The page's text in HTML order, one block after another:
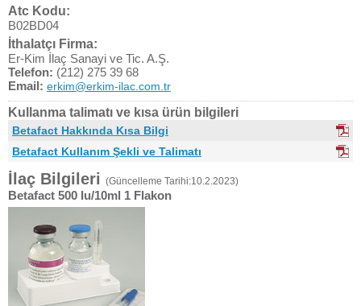
Atc Kodu:
B02BD04
İthalatçı Firma:
Er-Kim İlaç Sanayi ve Tic. A.Ş.
Telefon: (212) 275 39 68
Email: erkim@erkim-ilac.com.tr
Kullanma talimatı ve kısa ürün bilgileri
Betafact Hakkında Kısa Bilgi
Betafact Kullanım Şekli ve Talimatı
İlaç Bilgileri (Güncelleme Tarihi:10.2.2023)
Betafact 500 Iu/10ml 1 Flakon